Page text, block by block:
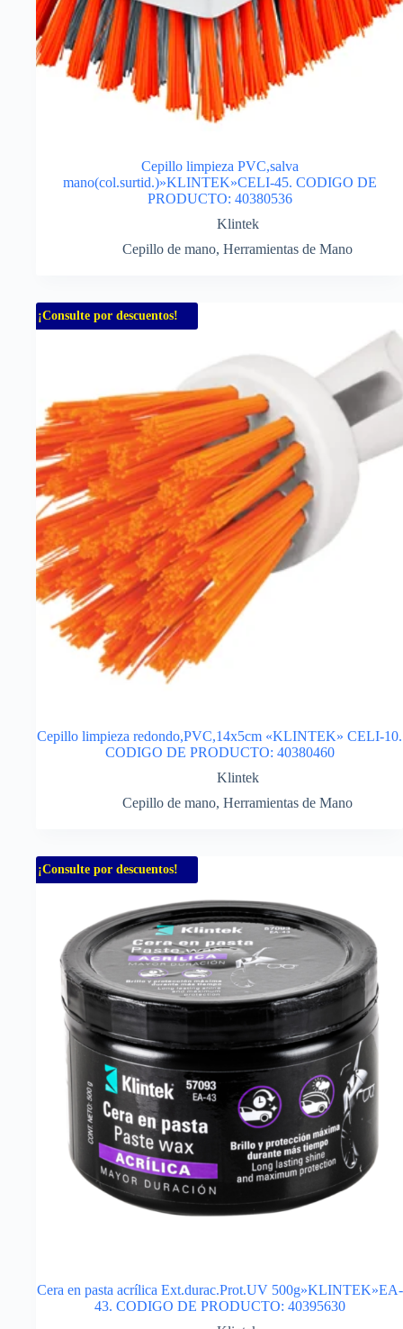
Cepillo limpieza PVC,salva
mano(col.surtid.)»KLINTEK»CELI-45. CODIGO DE
PRODUCTO: 40380536
Klintek
Cepillo de mano, Herramientas de Mano
¡Consulte por descuentos!
Cepillo limpieza redondo,PVC,14x5cm «KLINTEK» CELI-10.
CODIGO DE PRODUCTO: 40380460
Klintek
Cepillo de mano, Herramientas de Mano
¡Consulte por descuentos!
Cera en pasta acrílica Ext.durac.Prot.UV 500g»KLINTEK»EA-
43. CODIGO DE PRODUCTO: 40395630